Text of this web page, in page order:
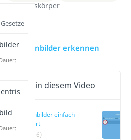
Himmelskörper
Sternbilder erkennen
Inhalte in diesem Video
Sternbilder einfach
erklärt
(00:16)